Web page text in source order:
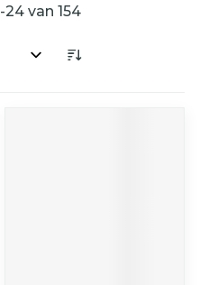
-24 van 154